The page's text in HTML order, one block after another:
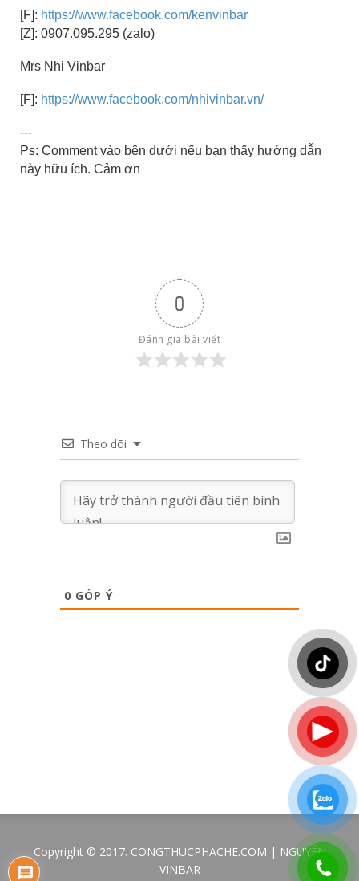
[F]: https://www.facebook.com/kenvinbar
[Z]: 0907.095.295 (zalo)
Mrs Nhi Vinbar
[F]: https://www.facebook.com/nhivinbar.vn/
---
Ps: Comment vào bên dưới nếu bạn thấy hướng dẫn
này hữu ích. Cảm ơn
0
Đánh giá bài viết
Theo dõi
0 GÓP Ý
Copyright © 2017. CONGTHUCPHACHE.COM | NGUYÊN
VINBAR